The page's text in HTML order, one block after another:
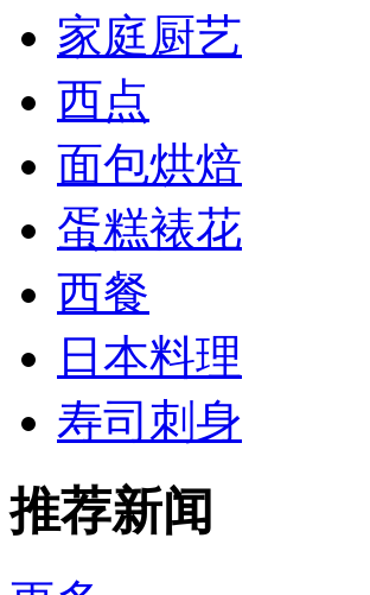
家庭厨艺
西点
面包烘焙
蛋糕裱花
西餐
日本料理
寿司刺身
推荐新闻